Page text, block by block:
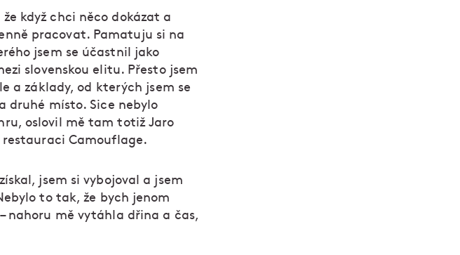
když chci něco dokázat a
pracovat. Pamatuju si na
jsem se účastnil jako
slovenskou elitu. Přesto jsem
a základy, od kterých jsem se
druhé místo. Sice nebylo
oslovil mě tam totiž Jaro
Camouflage.
jsem si vybojoval a jsem
to tak, že bych jenom
nahoru mě vytáhla dřina a čas,